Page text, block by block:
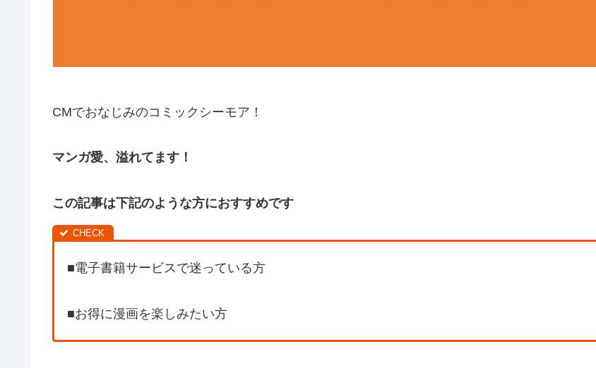
CMでおなじみのコミックシーモア！
マンガ愛、溢れてます！
この記事は下記のような方におすすめです
■電子書籍サービスで迷っている方
■お得に漫画を楽しみたい方